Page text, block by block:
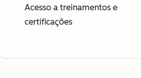
Acesso a treinamentos e
certificações